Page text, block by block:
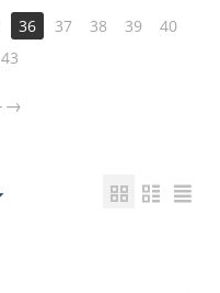
36 37 38 39
40
43
→